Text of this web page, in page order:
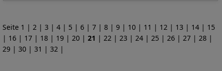
Seite 1 | 2 | 3 | 4 | 5 | 6 | 7 | 8 | 9 | 10 | 11 | 12 | 13 | 14 | 15
| 16 | 17 | 18 | 19 | 20 | 21 | 22 | 23 | 24 | 25 | 26 | 27 | 28 |
29 | 30 | 31 | 32 |